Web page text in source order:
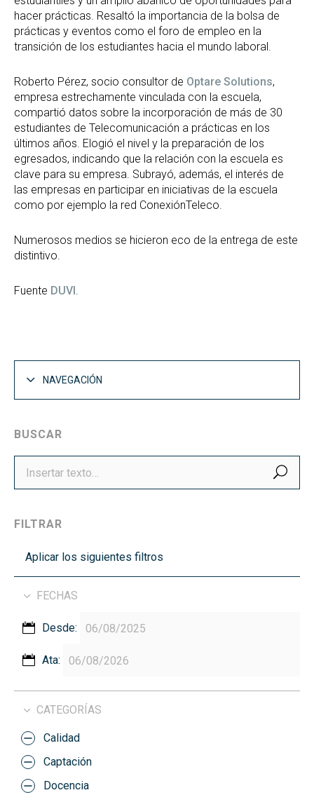
hacer prácticas. Resaltó la importancia de la bolsa de
prácticas y eventos como el foro de empleo en la
transición de los estudiantes hacia el mundo laboral.
Roberto Pérez, socio consultor de Optare Solutions,
empresa estrechamente vinculada con la escuela,
compartió datos sobre la incorporación de más de 30
estudiantes de Telecomunicación a prácticas en los
últimos años. Elogió el nivel y la preparación de los
egresados, indicando que la relación con la escuela es
clave para su empresa. Subrayó, además, el interés de
las empresas en participar en iniciativas de la escuela
como por ejemplo la red ConexiónTeleco.
Numerosos medios se hicieron eco de la entrega de este
distintivo.
Fuente DUVI .
NAVEGACIÓN
BUSCAR
FILTRAR
Aplicar los siguientes filtros
FECHAS
Desde:
Ata:
CATEGORÍAS
Calidad
Captación
Docencia